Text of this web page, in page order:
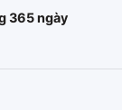
365 ngày